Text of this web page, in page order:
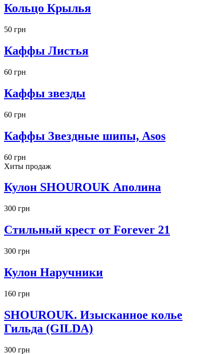
Кольцо Крылья
50 грн
Каффы Листья
60 грн
Каффы звезды
60 грн
Каффы Звездные шипы, Asos
60 грн
Хиты продаж
Кулон SHOUROUK Аполина
300 грн
Стильный крест от Forever 21
300 грн
Кулон Наручники
160 грн
SHOUROUK. Изысканное колье
Гильда (GILDA)
300 грн